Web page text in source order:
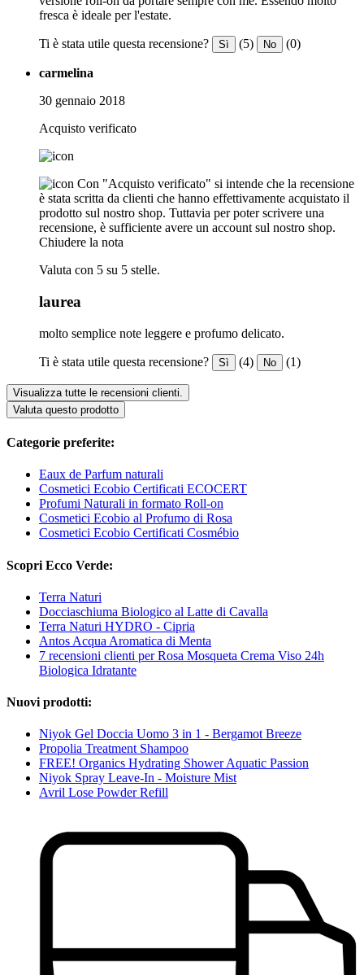
fresca è ideale per l'estate.
Ti è stata utile questa recensione? Sì (5) No (0)
carmelina
30 gennaio 2018
Acquisto verificato
Con "Acquisto verificato" si intende che la recensione
è stata scritta da clienti che hanno effettivamente acquistato il
prodotto sul nostro shop. Tuttavia per poter scrivere una
recensione, è sufficiente avere un account sul nostro shop.
Chiudere la nota
Valuta con 5 su 5 stelle.
laurea
molto semplice note leggere e profumo delicato.
Ti è stata utile questa recensione? Sì (4) No (1)
Visualizza tutte le recensioni clienti.
Valuta questo prodotto
Categorie preferite:
Eaux de Parfum naturali
Cosmetici Ecobio Certificati ECOCERT
Profumi Naturali in formato Roll-on
Cosmetici Ecobio al Profumo di Rosa
Cosmetici Ecobio Certificati Cosmébio
Scopri Ecco Verde:
Terra Naturi
Docciaschiuma Biologico al Latte di Cavalla
Terra Naturi HYDRO - Cipria
Antos Acqua Aromatica di Menta
7 recensioni clienti per Rosa Mosqueta Crema Viso 24h
Biologica Idratante
Nuovi prodotti:
Niyok Gel Doccia Uomo 3 in 1 - Bergamot Breeze
Propolia Treatment Shampoo
FREE! Organics Hydrating Shower Aquatic Passion
Niyok Spray Leave-In - Moisture Mist
Avril Lose Powder Refill